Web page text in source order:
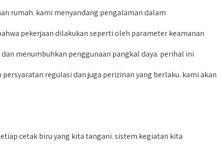
rumah. kami menyandang pengalaman dalam
pekerjaan dilakukan seperti oleh parameter keamanan
menumbuhkan penggunaan pangkal daya. perihal ini
regulasi dan juga perizinan yang berlaku. kami akan
cetak biru yang kita tangani. sistem kegiatan kita